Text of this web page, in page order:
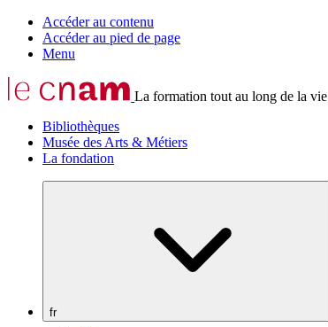
Accéder au contenu
Accéder au pied de page
Menu
La formation tout au long de la vie
Bibliothèques
Musée des Arts & Métiers
La fondation
fr